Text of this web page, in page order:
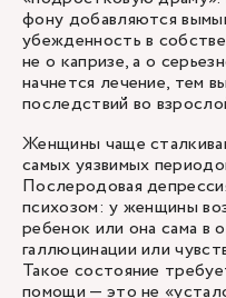
фону добавляются
убежденность в
не о капризе, а о
начнется лечение, тем
последствий во
Женщины чаще
самых уязвимых
Послеродовая
психозом: у женщины
ребенок или она сама в
галлюцинации или
Такое состояние
помощи — это не